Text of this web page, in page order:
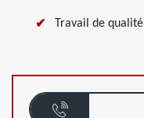
Travail de qualité